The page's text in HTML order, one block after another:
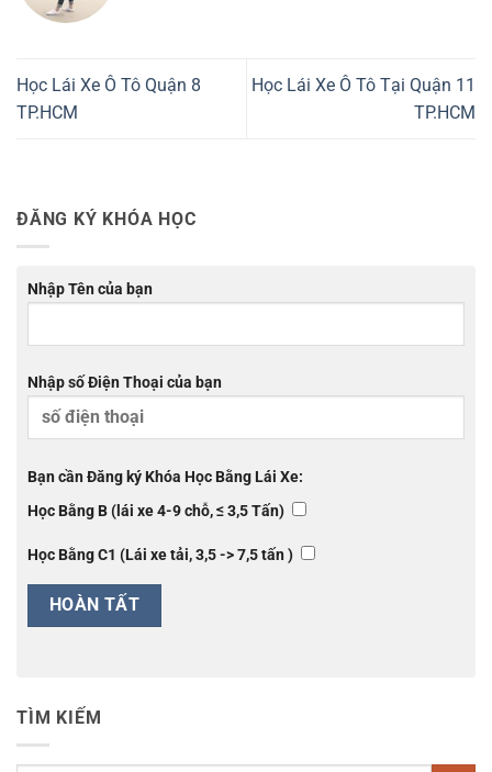
Học Lái Xe Ô Tô Quận 8
TP.HCM
Học Lái Xe Ô Tô Tại Quận 11
TP.HCM
ĐĂNG KÝ KHÓA HỌC
Nhập Tên của bạn
Nhập số Điện Thoại của bạn
Bạn cần Đăng ký Khóa Học Bằng Lái Xe:
Học Bằng B (lái xe 4-9 chỗ, ≤ 3,5 Tấn)
Học Bằng C1 (Lái xe tải, 3,5 -> 7,5 tấn )
TÌM KIẾM